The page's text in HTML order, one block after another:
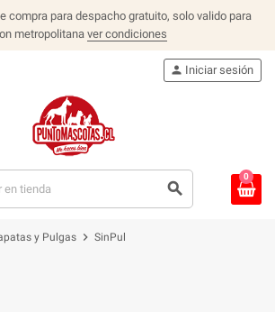
compra para despacho gratuito, solo valido para
metropolitana ver condiciones
search
person Iniciar sesión
0
y Pulgas chevron_right SinPul